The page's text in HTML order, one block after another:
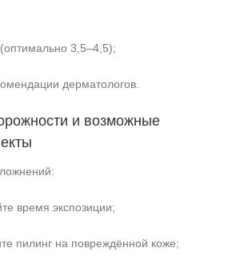
3,5–4,5);
дерматологов.
и возможные
время экспозиции;
пилинг на повреждённой коже;